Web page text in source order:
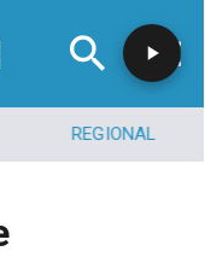
REGIONAL